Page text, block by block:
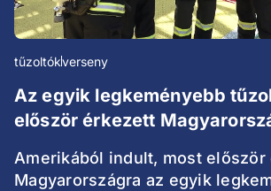
tűzoltókverseny
Az egyik legkeményebb
először érkezett
Amerikából indult, most először
Magyarországra az egyik